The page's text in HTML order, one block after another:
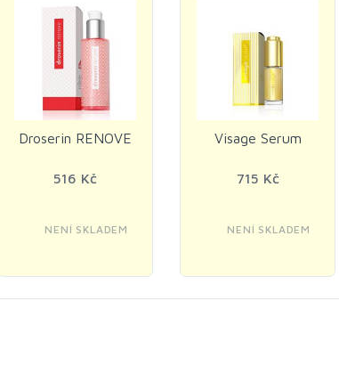
Droserin RENOVE
516 Kč
NENÍ SKLADEM
Visage Serum
715 Kč
NENÍ SKLADEM